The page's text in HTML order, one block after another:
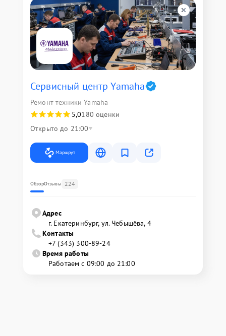
Сервисный центр Yamaha
Ремонт техники Yamaha
5,0180 оценки
Открыто до 21:00
Маршрут
ОбзорОтзывы 224
Адрес
г. Екатеринбург, ул. Чебышёва, 4
Контакты
+7 (343) 300-89-24
Время работы
Работаем с 09:00 до 21:00